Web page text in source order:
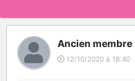
Ancien membre
12/10/2020 à 18:40